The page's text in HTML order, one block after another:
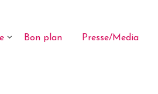
Bon plan Presse/Media